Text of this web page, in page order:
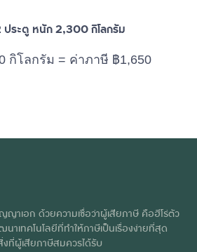
฿2,850
฿3,150
ประตู หนัก 2,300 กิโลกรัม
กิโลกรัม = ค่าภาษี ฿1,650
ญาเอก ด้วยความเชื่อว่าผู้เสียภาษี คือฮีโร่ตัว
นาเทคโนโลยีที่ทำให้ภาษีเป็นเรื่องง่ายที่สุด
ที่ผู้เสียภาษีสมควรได้รับ